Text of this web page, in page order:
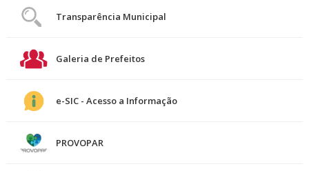
Transparência Municipal
Galeria de Prefeitos
e-SIC - Acesso a Informação
PROVOPAR